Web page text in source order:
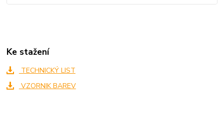
Ke stažení
TECHNICKÝ LIST
VZORNIK BAREV